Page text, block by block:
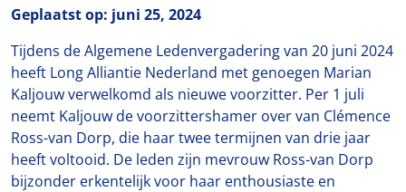
Geplaatst op: juni 25, 2024
Tijdens de Algemene Ledenvergadering van 20 juni 2024
heeft Long Alliantie Nederland met genoegen Marian
Kaljouw verwelkomd als nieuwe voorzitter. Per 1 juli
neemt Kaljouw de voorzittershamer over van Clémence
Ross-van Dorp, die haar twee termijnen van drie jaar
heeft voltooid. De leden zijn mevrouw Ross-van Dorp
bijzonder erkentelijk voor haar enthousiaste en